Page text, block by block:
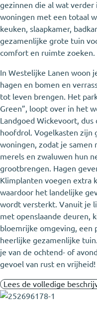
gezinnen die al wat verder
woningen met een totaal
keuken, slaapkamer,
gezamenlijke grote tuin
comfort en ruimte zoeken.
In Westelijke Lanen woon
hagen en bomen en
tot leven brengen. Het
Green”, loopt over in het
Landgoed Wickevoort,
hoofdrol. Vogelkasten zijn
woningen, zodat je samen
merels en zwaluwen hun
grootbrengen. Hagen
Klimplanten voegen extra
waardoor het landelijke
wordt versterkt. Vanuit je
met openslaande deuren,
bloemrijke omgeving, een
heerlijke gezamenlijke
je van de ochtend- of
gevoel van rust en vrijheid!
Lees de volledige